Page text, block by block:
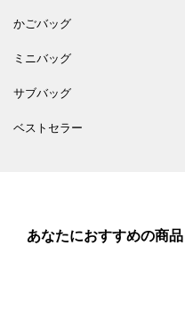
かごバッグ
ミニバッグ
サブバッグ
ベストセラー
あなたにおすすめの商品